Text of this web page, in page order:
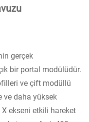
gerçek
bir portal modülüdür.
ve çift modüllü
ve daha yüksek
ekseni etkili hareket